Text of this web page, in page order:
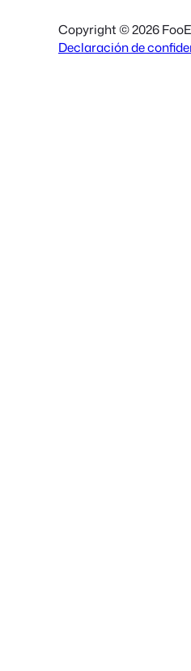
Copyright © 2026
Declaración de